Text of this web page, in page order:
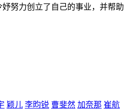
努力创立了自己的事业，并帮助
颖儿 李昀锐 曹斐然 加奈那 崔航